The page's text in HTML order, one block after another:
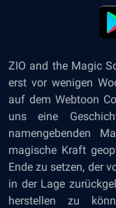
ZIO and the Magic
erst vor wenigen
auf dem Webtoon
uns eine
namengebenden
magische Kraft
Ende zu setzen, der
in der Lage
herstellen zu